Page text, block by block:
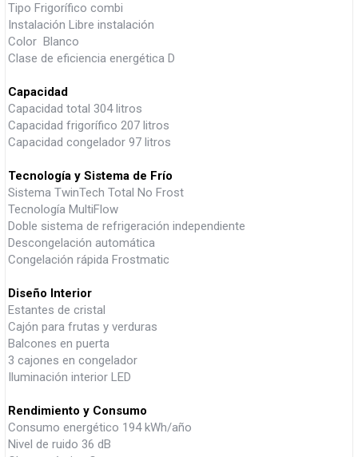
Tipo Frigorífico combi
Instalación Libre instalación
Color Blanco
Clase de eficiencia energética D
Capacidad
Capacidad total 304 litros
Capacidad frigorífico 207 litros
Capacidad congelador 97 litros
Tecnología y Sistema de Frío
Sistema TwinTech Total No Frost
Tecnología MultiFlow
Doble sistema de refrigeración independiente
Descongelación automática
Congelación rápida Frostmatic
Diseño Interior
Estantes de cristal
Cajón para frutas y verduras
Balcones en puerta
3 cajones en congelador
Iluminación interior LED
Rendimiento y Consumo
Consumo energético 194 kWh/año
Nivel de ruido 36 dB